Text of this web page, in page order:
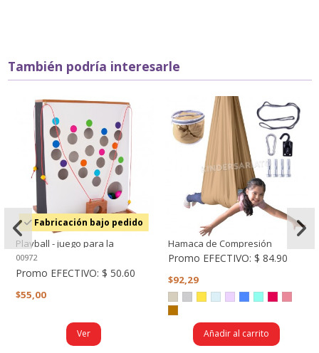
También podría interesarle
Fabricación bajo pedido
Playball - juego para la
destreza mental, atención,
concentración
00972
Promo EFECTIVO: $ 50.60
$55,00
Ver
Hamaca de Compresión
Promo EFECTIVO: $ 84.90
$92,29
Añadir al carrito